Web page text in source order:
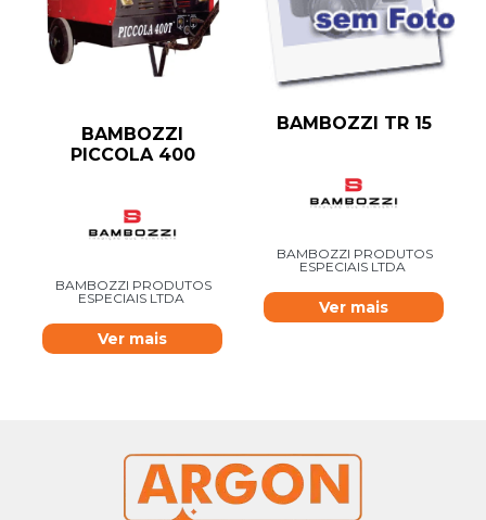
BAMBOZZI
PICCOLA 400
BAMBOZZI PRODUTOS
ESPECIAIS LTDA
Ver mais
BAMBOZZI TR 15
BAMBOZZI PRODUTOS
ESPECIAIS LTDA
Ver mais